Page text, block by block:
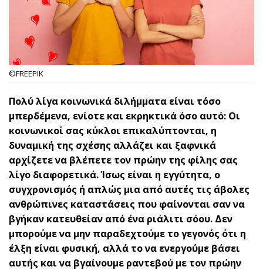
©FREEPIK
Πολύ λίγα κοινωνικά διλήμματα είναι τόσο
μπερδέμενα, ενίοτε και εκρηκτικά όσο αυτό: Οι
κοινωνικοί σας κύκλοι επικαλύπτονται, η
δυναμική της σχέσης αλλάζει και ξαφνικά
αρχίζετε να βλέπετε τον πρώην της φίλης σας
λίγο διαφορετικά. Ίσως είναι η εγγύτητα, ο
συγχρονισμός ή απλώς μια από αυτές τις άβολες
ανθρώπινες καταστάσεις που φαίνονται σαν να
βγήκαν κατευθείαν από ένα ριάλιτι σόου. Δεν
μπορούμε να μην παραδεχτούμε το γεγονός ότι η
έλξη είναι φυσική, αλλά το να ενεργούμε βάσει
αυτής και να βγαίνουμε ραντεβού με τον πρώην